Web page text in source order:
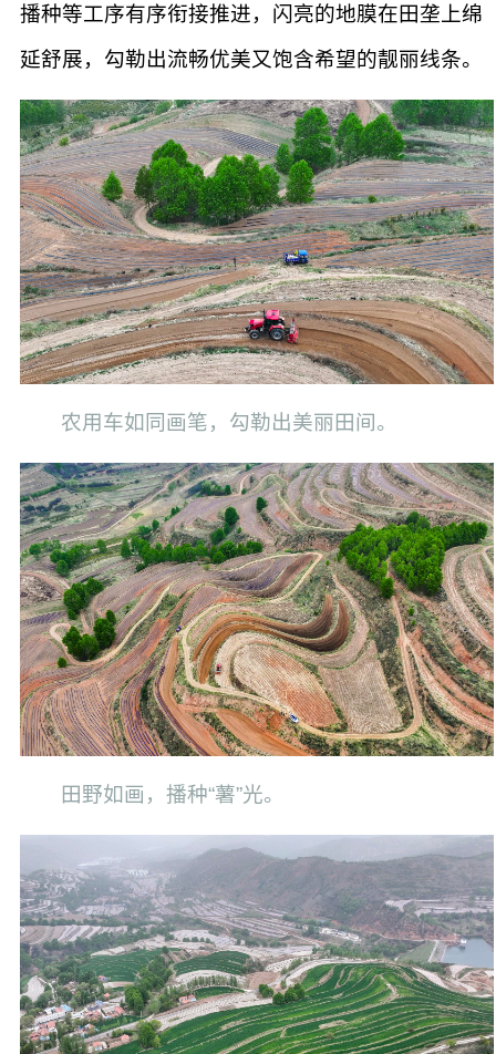
播种等工序有序衔接推进，闪亮的地膜在田垄上绵
延舒展，勾勒出流畅优美又饱含希望的靓丽线条。
农用车如同画笔，勾勒出美丽田间。
田野如画，播种“薯”光。